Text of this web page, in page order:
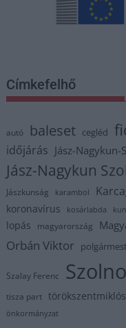
Címkefelhő
autó baleset cegléd
időjárás Jász-
Jász-Nagykun
Jászkunság karambol
koronavírus kosárlabda
lopás magyarország
Orbán Viktor
Szalay Ferenc
tisza part törökszentmiklós
önkormányzat